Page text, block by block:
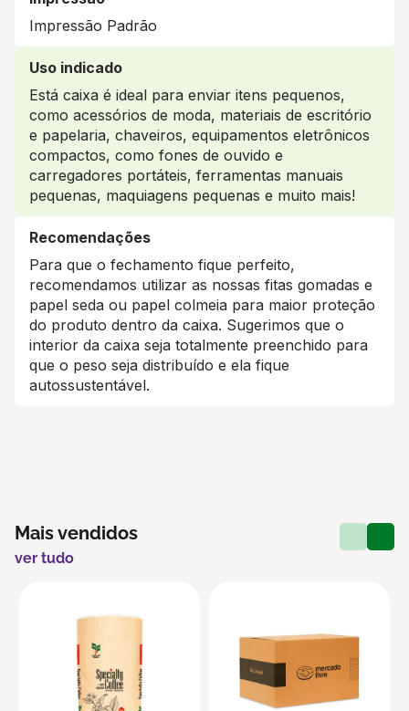
Impressão Padrão
Uso indicado
Está caixa é ideal para enviar itens pequenos,
como acessórios de moda, materiais de escritório
e papelaria, chaveiros, equipamentos eletrônicos
compactos, como fones de ouvido e
carregadores portáteis, ferramentas manuais
pequenas, maquiagens pequenas e muito mais!
Recomendações
Para que o fechamento fique perfeito,
recomendamos utilizar as nossas fitas gomadas e
papel seda ou papel colmeia para maior proteção
do produto dentro da caixa. Sugerimos que o
interior da caixa seja totalmente preenchido para
que o peso seja distribuído e ela fique
autossustentável.
Mais vendidos
ver tudo